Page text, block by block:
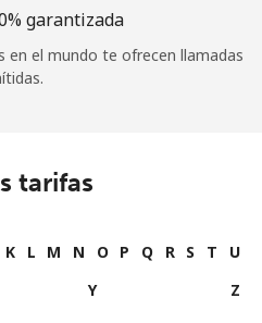
garantizada
en el mundo te ofrecen llamadas
tarifas
K L M N O P Q R S T
U
Y Z